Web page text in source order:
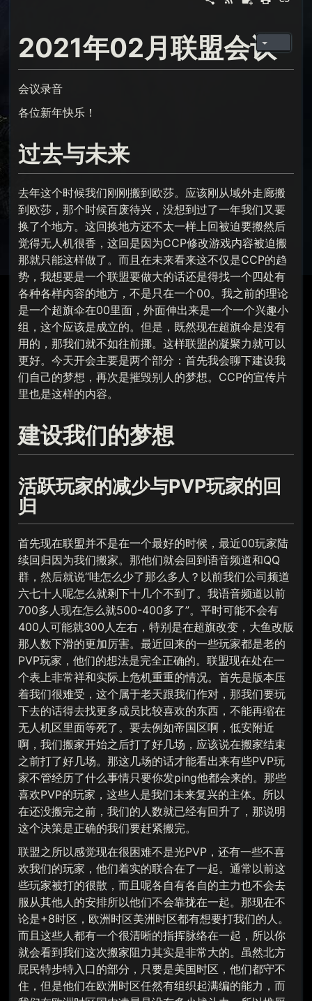
2021年02月联盟会议
会议录音
各位新年快乐！
过去与未来
去年这个时候我们刚刚搬到欧莎。应该刚从域外走廊搬
到欧莎，那个时候百废待兴，没想到过了一年我们又要
换了个地方。这回换地方还不太一样上回被迫要搬然后
觉得无人机很香，这回是因为CCP修改游戏内容被迫搬
那就只能这样做了。而且在未来看来这不仅是CCP的趋
势，我想要是一个联盟要做大的话还是得找一个四处有
各种各样内容的地方，不是只在一个00。我之前的理论
是一个超旗伞在00里面，外面伸出来是一个一个兴趣小
组，这个应该是成立的。但是，既然现在超旗伞是没有
用的，那我们就不如往前挪。这样联盟的凝聚力就可以
更好。今天开会主要是两个部分：首先我会聊下建设我
们自己的梦想，再次是摧毁别人的梦想。CCP的宣传片
里也是这样的内容。
建设我们的梦想
活跃玩家的减少与PVP玩家的回
归
首先现在联盟并不是在一个最好的时候，最近00玩家陆
续回归因为我们搬家。那他们就会回到语音频道和QQ
群，然后就说“哇怎么少了那么多人？以前我们公司频道
六七十人呢怎么就剩下十几个不到了。我语音频道以前
700多人现在怎么就500-400多了”。平时可能不会有
400人可能就300人左右，特别是在超旗改变，大鱼改版
那人数下滑的更加厉害。最近回来的一些玩家都是老的
PVP玩家，他们的想法是完全正确的。联盟现在处在一
个表上非常祥和实际上危机重重的情况。首先是版本压
着我们很难受，这个属于老天跟我们作对，那我们要玩
下去的话得去找更多成员比较喜欢的东西，不能再缩在
无人机区里面等死了。要去例如帝国区啊，低安附近
啊，我们搬家开始之后打了好几场，应该说在搬家结束
之前打了好几场。那这几场的话才能看出来有些PVP玩
家不管经历了什么事情只要你发ping他都会来的。那些
喜欢PVP的玩家，这些人是我们未来复兴的主体。所以
在还没搬完之前，我们的人数就已经有回升了，那说明
这个决策是正确的我们要赶紧搬完。
联盟之所以感觉现在很困难不是光PVP，还有一些不喜
欢我们的玩家，他们着实的联合在了一起。通常以前这
些玩家被打的很散，而且呢各自有各自的主力也不会去
服从其他人的安排所以他们不会靠拢在一起。那现在不
论是+8时区，欧洲时区美洲时区都有想要打我们的人。
而且这些人都有一个很清晰的指挥脉络在一起，所以你
就会看到我们这次搬家阻力其实是非常大的。虽然北方
屁民特步特入口的部分，只要是美国时区，他们都守不
住，但是他们在欧洲时区任然有组织起满编的能力，而